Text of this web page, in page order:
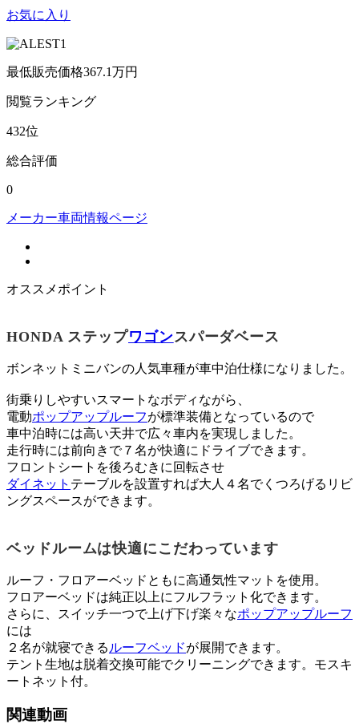
お気に入り
最低販売価格367.1万円
閲覧ランキング
432位
総合評価
0
メーカー車両情報ページ
オススメポイント
HONDA ステップワゴンスパーダベース
ボンネットミニバンの人気車種が車中泊仕様になりました。
街乗りしやすいスマートなボディながら、
電動ポップアップルーフが標準装備となっているので
車中泊時には高い天井で広々車内を実現しました。
走行時には前向きで７名が快適にドライブできます。
フロントシートを後ろむきに回転させ
ダイネット テーブルを設置すれば大人４名でくつろげるリビ
ングスペースができます。
ベッドルームは快適にこだわっています
ルーフ・フロアーベッドともに高通気性マットを使用。
フロアーベッドは純正以上にフルフラット化できます。
さらに、スイッチ一つで上げ下げ楽々なポップアップルーフ
には
２名が就寝できる ルーフベッドが展開できます。
テント生地は脱着交換可能でクリーニングできます。モスキ
ートネット付。
関連動画